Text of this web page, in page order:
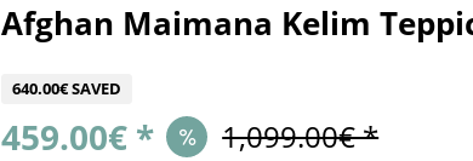
Afghan Maimana Kelim
640.00€ SAVED
459.00€ * 1,099.00€ *